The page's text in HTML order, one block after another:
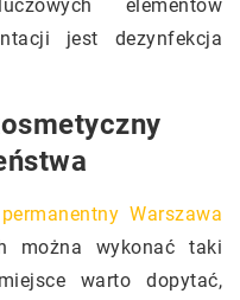
elementów
jest dezynfekcja
Warszawa
można wykonać taki
warto dopytać,